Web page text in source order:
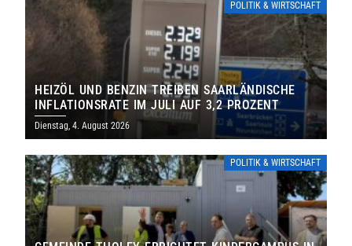
POLITIK & WIRTSCHAFT
HEIZÖL UND BENZIN TREIBEN SAARLÄNDISCHE
INFLATIONSRATE IM JULI AUF 3,2 PROZENT
Dienstag, 4. August 2026
POLITIK & WIRTSCHAFT